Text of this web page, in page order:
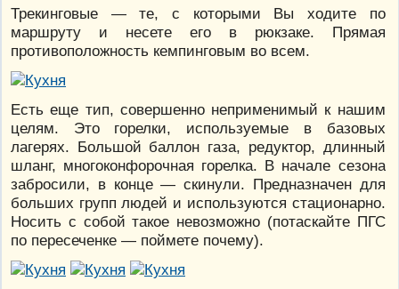
Трекинговые — те, с которыми Вы ходите по
маршруту и несете его в рюкзаке. Прямая
противоположность кемпинговым во всем.
Есть еще тип, совершенно неприменимый к нашим
целям. Это горелки, используемые в базовых
лагерях. Большой баллон газа, редуктор, длинный
шланг, многоконфорочная горелка. В начале сезона
забросили, в конце — скинули. Предназначен для
больших групп людей и используются стационарно.
Носить с собой такое невозможно (потаскайте ПГС
по пересеченке — поймете почему).